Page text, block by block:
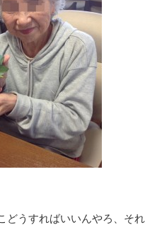
どうすればいいんやろ、そ